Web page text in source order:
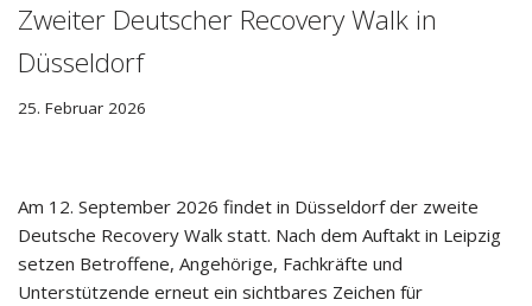
Zweiter Deutscher Recovery Walk in
Düsseldorf
25. Februar 2026
Am 12. September 2026 findet in Düsseldorf der zweite
Deutsche Recovery Walk statt. Nach dem Auftakt in Leipzig
setzen Betroffene, Angehörige, Fachkräfte und
Unterstützende erneut ein sichtbares Zeichen für